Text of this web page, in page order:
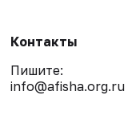
Контакты
Пишите:
info@afisha.org.ru